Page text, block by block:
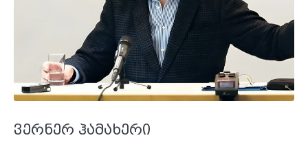
ვერნერ ჰამახერი